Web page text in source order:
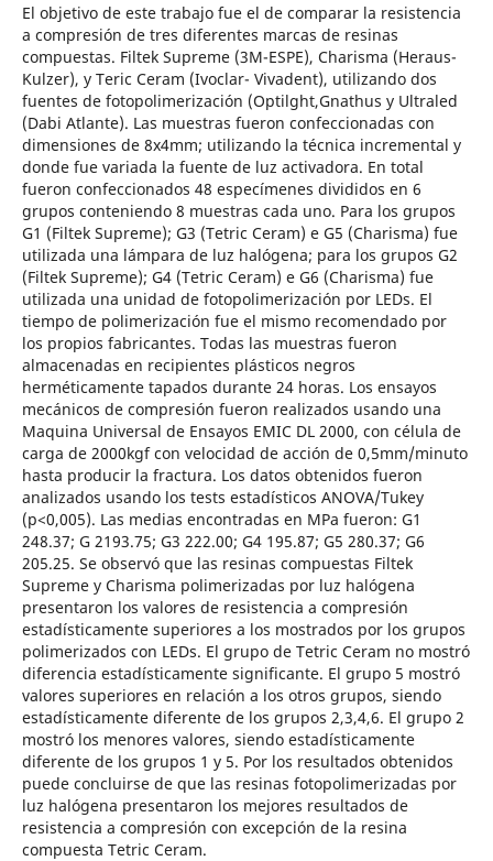
El objetivo de este trabajo fue el de comparar la resistencia
a compresión de tres diferentes marcas de resinas
compuestas. Filtek Supreme (3M-ESPE), Charisma (Heraus-
Kulzer), y Teric Ceram (Ivoclar- Vivadent), utilizando dos
fuentes de fotopolimerización (Optilght,Gnathus y Ultraled
(Dabi Atlante). Las muestras fueron confeccionadas con
dimensiones de 8x4mm; utilizando la técnica incremental y
donde fue variada la fuente de luz activadora. En total
fueron confeccionados 48 especímenes divididos en 6
grupos conteniendo 8 muestras cada uno. Para los grupos
G1 (Filtek Supreme); G3 (Tetric Ceram) e G5 (Charisma) fue
utilizada una lámpara de luz halógena; para los grupos G2
(Filtek Supreme); G4 (Tetric Ceram) e G6 (Charisma) fue
utilizada una unidad de fotopolimerización por LEDs. El
tiempo de polimerización fue el mismo recomendado por
los propios fabricantes. Todas las muestras fueron
almacenadas en recipientes plásticos negros
herméticamente tapados durante 24 horas. Los ensayos
mecánicos de compresión fueron realizados usando una
Maquina Universal de Ensayos EMIC DL 2000, con célula de
carga de 2000kgf con velocidad de acción de 0,5mm/minuto
hasta producir la fractura. Los datos obtenidos fueron
analizados usando los tests estadísticos ANOVA/Tukey
(p<0,005). Las medias encontradas en MPa fueron: G1
248.37; G 2193.75; G3 222.00; G4 195.87; G5 280.37; G6
205.25. Se observó que las resinas compuestas Filtek
Supreme y Charisma polimerizadas por luz halógena
presentaron los valores de resistencia a compresión
estadísticamente superiores a los mostrados por los grupos
polimerizados con LEDs. El grupo de Tetric Ceram no mostró
diferencia estadísticamente significante. El grupo 5 mostró
valores superiores en relación a los otros grupos, siendo
estadísticamente diferente de los grupos 2,3,4,6. El grupo 2
mostró los menores valores, siendo estadísticamente
diferente de los grupos 1 y 5. Por los resultados obtenidos
puede concluirse de que las resinas fotopolimerizadas por
luz halógena presentaron los mejores resultados de
resistencia a compresión con excepción de la resina
compuesta Tetric Ceram.